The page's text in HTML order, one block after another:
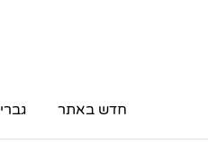
חדש באתר